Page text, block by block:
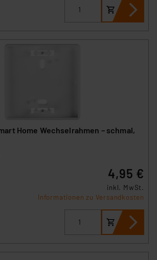
Home Wechselrahmen – schmal,
4,95 €
inkl. MwSt.
Informationen zu Versandkosten